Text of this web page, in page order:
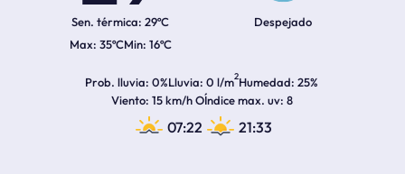
Sen. térmica: 29ºC
35ºC 16ºC
Despejado
Prob. lluvia 0%Lluvia 0 l/m2Humedad 25%
Viento 15 km/h OÍndice max. uv 8
07:22 21:33